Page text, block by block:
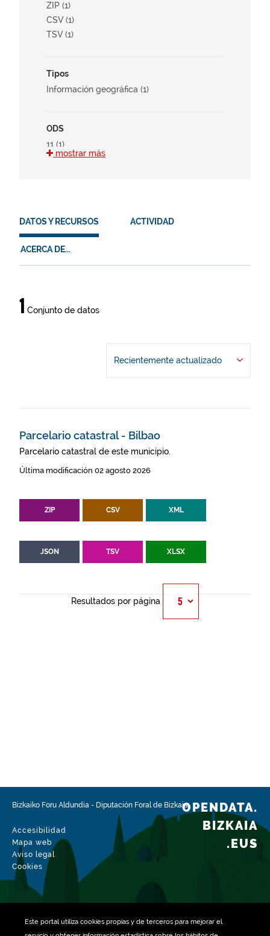
Este portal utiliza cookiespropias y de terceros para mejorar el
ZIP (1)
CSV (1)
TSV (1)
Tipos
Información geográfica (1)
ODS
11 (1)
15 (1)
mostrar más
DATOS Y RECURSOS ACTIVIDAD
ACERCA DE...
Datos
y
1 Conjunto de datos
Recientemente actualizado
Parcelario catastral - Bilbao
Parcelario catastral de este municipio.
Última modificación 02 agosto 2026
ZIP CSV XML
JSON TSV XLSX
Resultados por página
Bizkaiko Foru Aldundia - Diputación Foral de Bizkaia
Accesibilidad
Mapa web
Aviso legal
Cookies
OPENDATA.
BIZKAIA
.EUS